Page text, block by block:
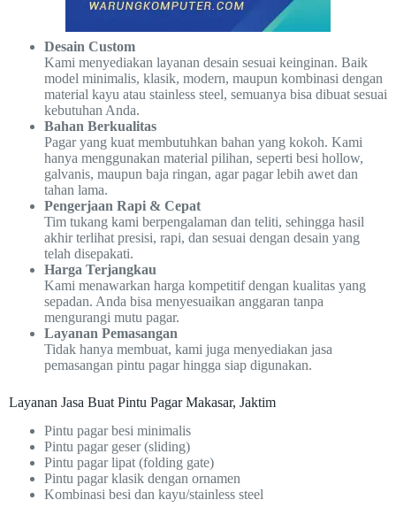
Desain Custom
Kami menyediakan layanan desain sesuai keinginan. Baik
model minimalis, klasik, modern, maupun kombinasi dengan
material kayu atau stainless steel, semuanya bisa dibuat sesuai
kebutuhan Anda.
Bahan Berkualitas
Pagar yang kuat membutuhkan bahan yang kokoh. Kami
hanya menggunakan material pilihan, seperti besi hollow,
galvanis, maupun baja ringan, agar pagar lebih awet dan
tahan lama.
Pengerjaan Rapi & Cepat
Tim tukang kami berpengalaman dan teliti, sehingga hasil
akhir terlihat presisi, rapi, dan sesuai dengan desain yang
telah disepakati.
Harga Terjangkau
Kami menawarkan harga kompetitif dengan kualitas yang
sepadan. Anda bisa menyesuaikan anggaran tanpa
mengurangi mutu pagar.
Layanan Pemasangan
Tidak hanya membuat, kami juga menyediakan jasa
pemasangan pintu pagar hingga siap digunakan.
Layanan Jasa Buat Pintu Pagar Makasar, Jaktim
Pintu pagar besi minimalis
Pintu pagar geser (sliding)
Pintu pagar lipat (folding gate)
Pintu pagar klasik dengan ornamen
Kombinasi besi dan kayu/stainless steel